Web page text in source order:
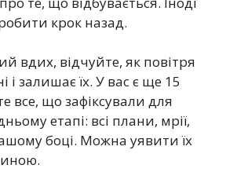
крок назад.
вдих, відчуйте, як повітря
і залишає їх. У вас є ще 15
все, що зафіксували для
етапі: всі плани, мрії,
боці. Можна уявити їх